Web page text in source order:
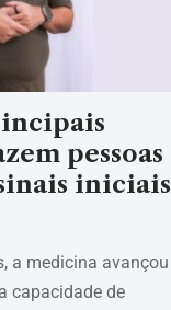
pessoas
iniciais
a medicina avançou
capacidade de